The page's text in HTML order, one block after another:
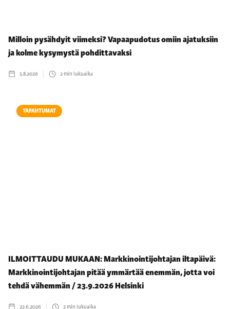
Milloin pysähdyit viimeksi? Vapaapudotus omiin ajatuksiin
ja kolme kysymystä pohdittavaksi
5.8.2026 2min lukuaika
TAPAHTUMAT
ILMOITTAUDU MUKAAN: Markkinointijohtajan iltapäivä:
Markkinointijohtajan pitää ymmärtää enemmän, jotta voi
tehdä vähemmän / 23.9.2026 Helsinki
22.6.2026 2min lukuaika